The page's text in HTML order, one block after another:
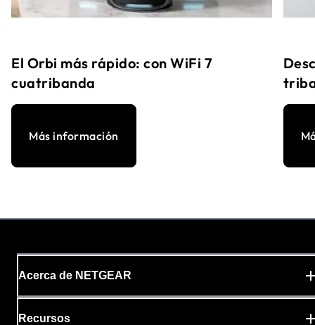
El Orbi más rápido: con WiFi 7
cuatribanda
Más información
Acerca de NETGEAR
Recursos